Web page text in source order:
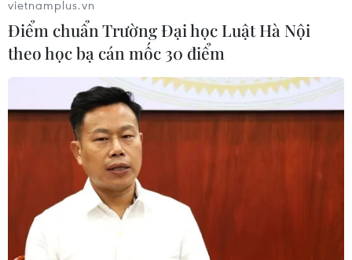
vietnamplus.vn
Điểm chuẩn Trường Đại học Luật Hà Nội
theo học bạ cán mốc 30 điểm